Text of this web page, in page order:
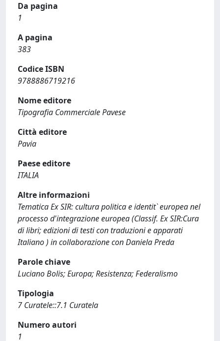
Da pagina
1
A pagina
383
Codice ISBN
9788886719216
Nome editore
Tipografia Commerciale Pavese
Città editore
Pavia
Paese editore
ITALIA
Altre informazioni
Tematica Ex SIR: cultura politica e identit` europea nel
processo d'integrazione europea (Classif. Ex SIR:Cura
di libri; edizioni di testi con traduzioni e apparati
Italiano ) in collaborazione con Daniela Preda
Parole chiave
Luciano Bolis; Europa; Resistenza; Federalismo
Tipologia
7 Curatele::7.1 Curatela
Numero autori
1